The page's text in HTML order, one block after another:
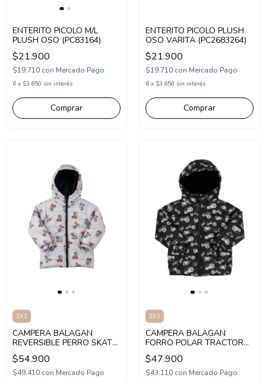
ENTERITO PICOLO M/L
PLUSH OSO (PC83164)
$21.900
$19.710 con Mercado Pago
6 x $3.650 sin interés
Comprar
ENTERITO PICOLO PLUSH
OSO VARITA (PC2683264)
$21.900
$19.710 con Mercado Pago
6 x $3.650 sin interés
Comprar
2X1
CAMPERA BALAGAN
REVERSIBLE PERRO SKATE
(BA263008)
$54.900
$49.410 con Mercado Pago
2X1
CAMPERA BALAGAN
FORRO POLAR TRACTOR
(BA263007)
$47.900
$43.110 con Mercado Pago